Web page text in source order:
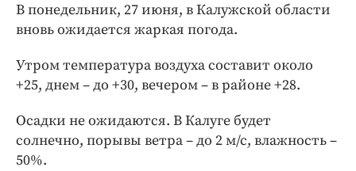
Медиаперсона
Интересное чтиво
Клиника года
Бренд года
Работодатель года
В понедельник, 27 июня, в Калужской области
вновь ожидается жаркая погода.
Утром температура воздуха составит около
+25, днем – до +30, вечером – в районе +28.
Осадки не ожидаются. В Калуге будет
солнечно, порывы ветра – до 2 м/с, влажность –
50%.